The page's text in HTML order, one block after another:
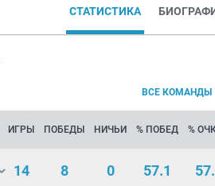
СТАТИСТИКА
ВСЕ КОМАНДЫ
ИГРЫ ПОБЕДЫ НИЧЬИ % ПОБЕД %
14 8 0 57.1